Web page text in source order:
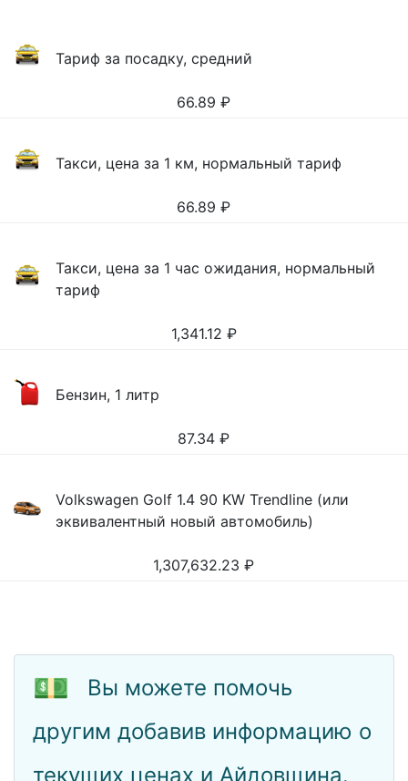
Тариф за посадку, средний
66.89 ₽
Такси, цена за 1 км, нормальный тариф
66.89 ₽
Такси, цена за 1 час ожидания, нормальный
тариф
1,341.12 ₽
Бензин, 1 литр
87.34 ₽
Volkswagen Golf 1.4 90 KW Trendline (или
эквивалентный новый автомобиль)
1,307,632.23 ₽
💵
Вы можете помочь
другим добавив информацию о
текущих ценах и Айдовщина.